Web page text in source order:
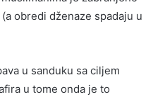
obredi dženaze spadaju u
u sanduku sa ciljem
u tome onda je to